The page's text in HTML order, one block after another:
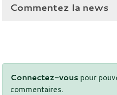
Commentez la news
Connectez-vous pour
commentaires.